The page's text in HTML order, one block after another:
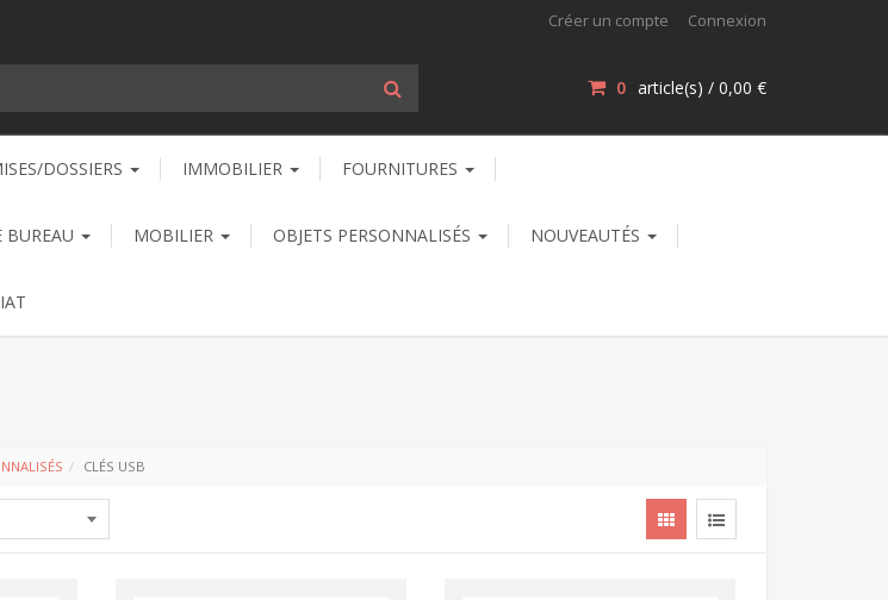
Créer un compte Connexion
0 article(s) / 0,00 €
DOSSIERS IMMOBILIER FOURNITURES
BUREAU MOBILIER OBJETS PERSONNALISÉS NOUVEAUTÉS
CLÉS USB